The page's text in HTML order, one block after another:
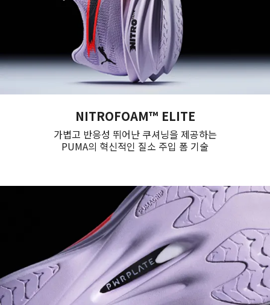
NITROFOAM™ ELITE
가볍고 반응성 뛰어난 쿠셔닝을 제공하는
PUMA의 혁신적인 질소 주입 폼 기술